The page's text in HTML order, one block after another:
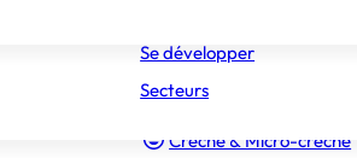
Constructeur Piscines &
Crèche & Micro-crèche
Se développer
Secteurs